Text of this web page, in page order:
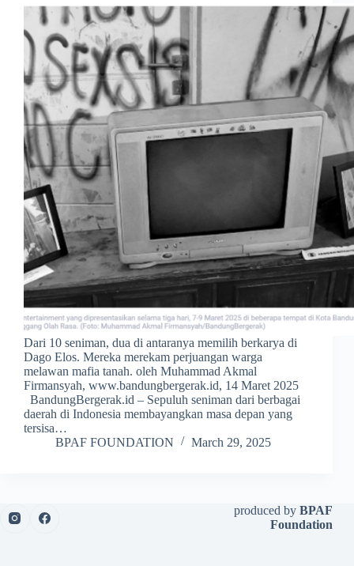
Dari 10 seniman, dua di antaranya memilih berkarya di
Dago Elos. Mereka merekam perjuangan warga
melawan mafia tanah. oleh Muhammad Akmal
Firmansyah, www.bandungbergerak.id, 14 Maret 2025
BandungBergerak.id – Sepuluh seniman dari berbagai
daerah di Indonesia membayangkan masa depan yang
tersisa…
BPAF FOUNDATION
March 29, 2025
produced byBPAF
Foundation